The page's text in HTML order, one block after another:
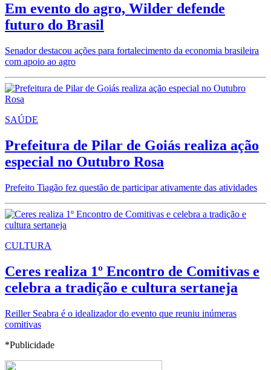
Em evento do agro, Wilder defende
futuro do Brasil
Senador destacou ações para fortalecimento da economia brasileira
com apoio ao agro
SAÚDE
Prefeitura de Pilar de Goiás realiza ação
especial no Outubro Rosa
Prefeito Tiagão fez questão de participar ativamente das atividades
CULTURA
Ceres realiza 1º Encontro de Comitivas e
celebra a tradição e cultura sertaneja
Reiller Seabra é o idealizador do evento que reuniu inúmeras
comitivas
*Publicidade